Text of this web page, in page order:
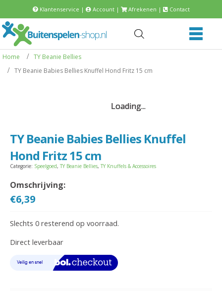
Klantenservice | Account| Afrekenen | Contact
Home
TY Beanie Bellies
TY Beanie Babies Bellies Knuffel Hond Fritz 15 cm
Loading...
Loading...
Loading...
Loading...
TY Beanie Babies Bellies Knuffel
Hond Fritz 15 cm
Categorie: Speelgoed, TY Beanie Bellies, TY Knuffels & Accessoires
Omschrijving:
€6,39
Slechts 0 resterend op voorraad.
Direct leverbaar